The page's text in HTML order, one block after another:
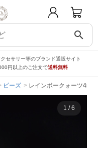
search
セサリー等のブランド通販サイト
円以上のご注文で送料無料
ビーズ レインボークォーツ
1 /6